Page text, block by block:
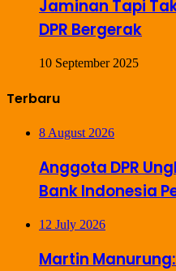
Jaminan Tapi
DPR Bergerak
10 September 2025
Terbaru
8 August 2026
Anggota DPR
Bank Indonesia
12 July 2026
Martin